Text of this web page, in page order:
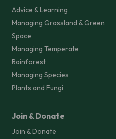
Advice & Learning
Managing Grassland & Green
Space
Managing Temperate
Rainforest
Managing Species
Plants and Fungi
Join & Donate
Join & Donate